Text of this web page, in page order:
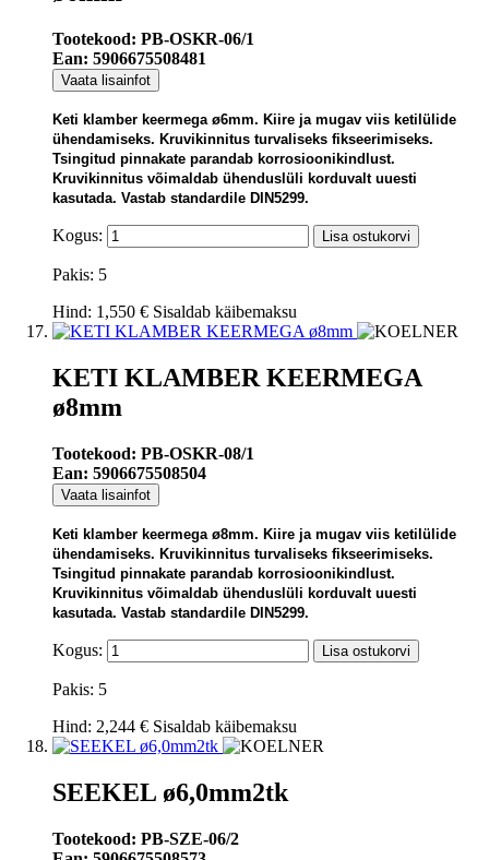
Tootekood: PB-OSKR-06/1
Ean: 5906675508481
Vaata lisainfot
Keti klamber keermega ø6mm. Kiire ja mugav viis ketilülide
ühendamiseks. Kruvikinnitus turvaliseks fikseerimiseks.
Tsingitud pinnakate parandab korrosioonikindlust.
Kruvikinnitus võimaldab ühenduslüli korduvalt uuesti
kasutada. Vastab standardile DIN5299.
Kogus: Lisa ostukorvi
Pakis: 5
Hind: 1,550 € Sisaldab käibemaksu
KETI KLAMBER KEERMEGA
ø8mm
Tootekood: PB-OSKR-08/1
Ean: 5906675508504
Vaata lisainfot
Keti klamber keermega ø8mm. Kiire ja mugav viis ketilülide
ühendamiseks. Kruvikinnitus turvaliseks fikseerimiseks.
Tsingitud pinnakate parandab korrosioonikindlust.
Kruvikinnitus võimaldab ühenduslüli korduvalt uuesti
kasutada. Vastab standardile DIN5299.
Kogus: Lisa ostukorvi
Pakis: 5
Hind: 2,244 € Sisaldab käibemaksu
SEEKEL ø6,0mm2tk
Tootekood: PB-SZE-06/2